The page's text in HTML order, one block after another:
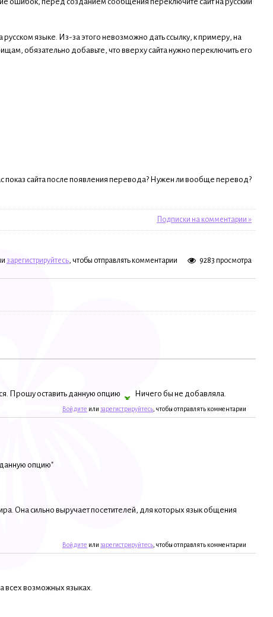
языке. Из-за этого невозможно дать ссылку, к примеру, на
обязательно добавьте, что вверху сайта нужно переключить его
показ сайта после появления перевода? Нужен ли вообще перевод?
Подписки на комментарии »
зарегистрируйтесь, чтобы отправлять комментарии 9283 просмотра
Прошу оставить данную опцию Ничего бы не добавляла.
Войдите или зарегистрируйтесь , чтобы отправлять комментарии
данную опцию"
Она сильно выручает посетителей, для которых язык общения
Войдите или зарегистрируйтесь , чтобы отправлять комментарии
всех возможных языках.